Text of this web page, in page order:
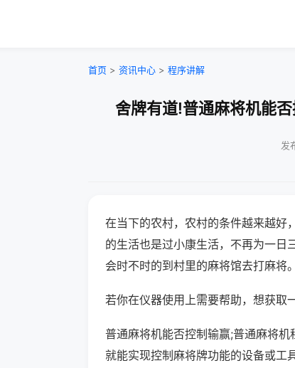
首页 > 资讯中心 > 程序讲解
舍牌有道!普通麻将机能
发
在当下的农村，农村的条件越来越好
的生活也是过小康生活，不再为一日
会时不时的到村里的麻将馆去打麻将
若你在仪器使用上需要帮助，想获取
普通麻将机能否控制输赢;普通麻将
就能实现控制麻将牌功能的设备或工具